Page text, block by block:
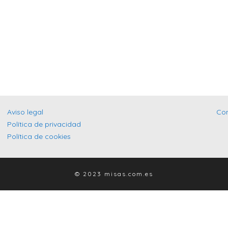
Aviso legal
Política de privacidad
Política de cookies
© 2023 misas.com.es